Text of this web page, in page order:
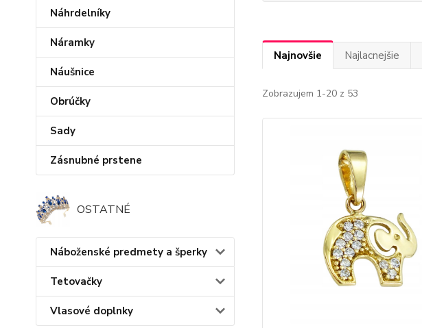
Náhrdelníky
Náramky
Náušnice
Obrúčky
Sady
Zásnubné prstene
OSTATNÉ
Náboženské predmety a šperky
Tetovačky
Vlasové doplnky
Najnovšie Najlacnejšie
Zobrazujem 1-20 z 53